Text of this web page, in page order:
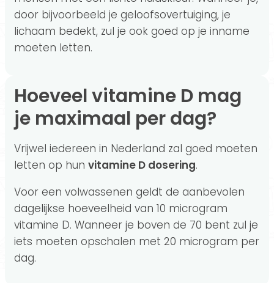
door bijvoorbeeld je geloofsovertuiging, je
lichaam bedekt, zul je ook goed op je inname
moeten letten.
Hoeveel vitamine D mag
je maximaal per dag?
Vrijwel iedereen in Nederland zal goed moeten
letten op hun vitamine D dosering.
Voor een volwassenen geldt de aanbevolen
dagelijkse hoeveelheid van 10 microgram
vitamine D. Wanneer je boven de 70 bent zul je
iets moeten opschalen met 20 microgram per
dag.